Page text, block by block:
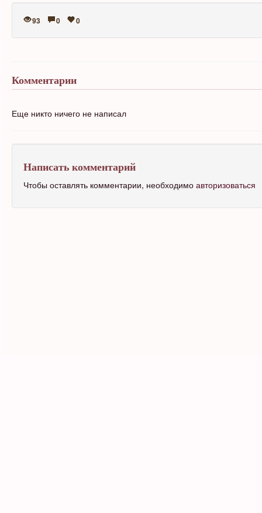
93 0 0
Комментарии
Еще никто ничего не написал
Написать комментарий
Чтобы оставлять комментарии, необходимо авторизоваться